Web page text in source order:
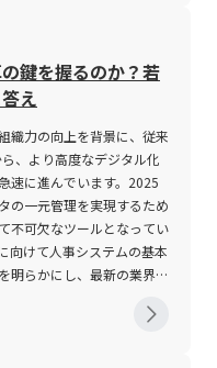
取引）など、さまざまな
が高い状態は、短期間で
ことを意味し、逆に低い
投資家はこの指標を基
し、どのタイミングで取引
、ボラティリティは単に
度や値幅（スプレッド）
れる。 具体的な種類とし
）、ヒストリカルボラティ
ティ（RV）などが挙げら
場の期待や過去の実績を評
将来の価格変動を予測
れる一方、ヒストリカル
鍵を握るのか？若
え
織力の向上を背景に、従来
、より高度なデジタル化
速に進んでいます。2025
の一元管理を実現するため
不可欠なツールとなってい
向けて人事システムの基本
明らかにし、最新の業界動
業が抱える人事管理の課題
、今後のビジネス環境に